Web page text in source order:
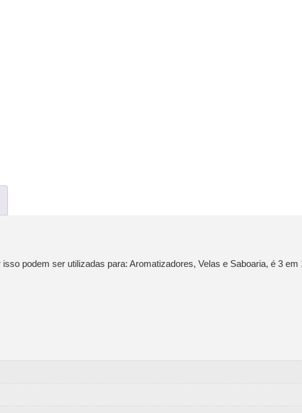
podem ser utilizadas para: Aromatizadores, Velas e Saboaria, é 3 em